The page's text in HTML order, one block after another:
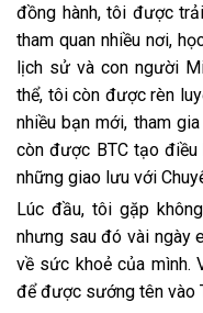
đồng hành, tôi được
tham quan nhiều nơi,
lịch sử và con người
thể, tôi còn được rèn
nhiều bạn mới, tham
còn được BTC tạo
những giao lưu với
Lúc đầu, tôi gặp
nhưng sau đó vài ngày
về sức khoẻ của mình.
để được sướng tên vào